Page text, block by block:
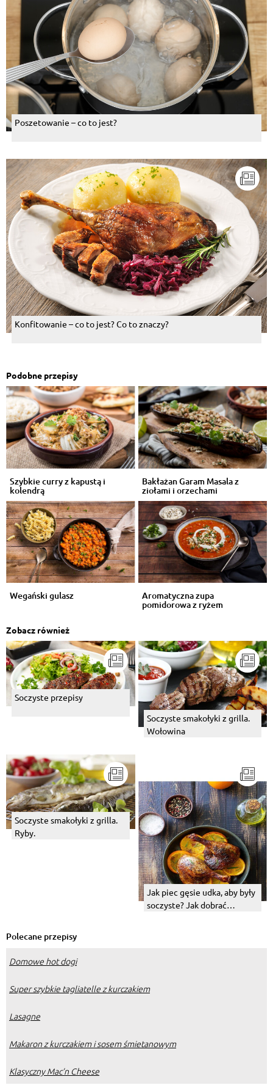
Poszetowanie – co to jest?
Konfitowanie – co to jest? Co to znaczy?
Podobne przepisy
Szybkie curry z kapustą i
kolendrą
Bakłażan Garam Masala z
ziołami i orzechami
Wegański gulasz Aromatyczna zupa
pomidorowa z ryżem
Zobacz również
Soczyste przepisy
Soczyste smakołyki z grilla.
Wołowina
Soczyste smakołyki z grilla.
Ryby.
Jak piec gęsie udka, aby były
soczyste? Jak dobrać
Polecane przepisy
Domowe hot dogi
Super szybkie tagliatelle z kurczakiem
Lasagne
Makaron z kurczakiem i sosem śmietanowym
Klasyczny Mac’n Cheese